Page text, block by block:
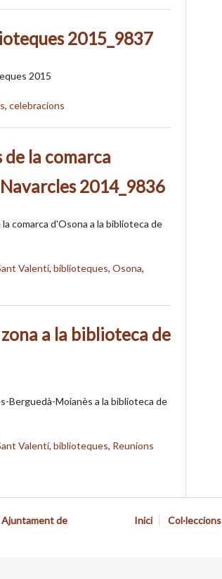
2015_9837
2015
, celebracions
la comarca
2014_9836
comarca d'Osona a la biblioteca de
Valentí, biblioteques, Osona,
a la biblioteca de
Berguedà-Moianès a la biblioteca de
Valentí, biblioteques, Reunions
Inici Col·leccions
Ajuntament de